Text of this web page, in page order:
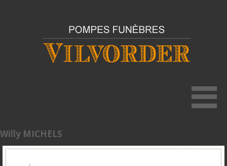
Willy MICHELS